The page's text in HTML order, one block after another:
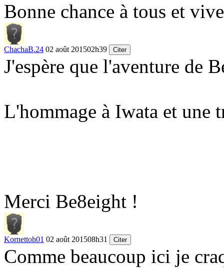
Bonne chance à tous et
ChachaB.24 02 août 201502h39 Citer
J'espère que l'aventure de
L'hommage à Iwata et une
Merci Be8eight !
Kornettoh01 02 août 201508h31 Citer
Comme beaucoup ici je